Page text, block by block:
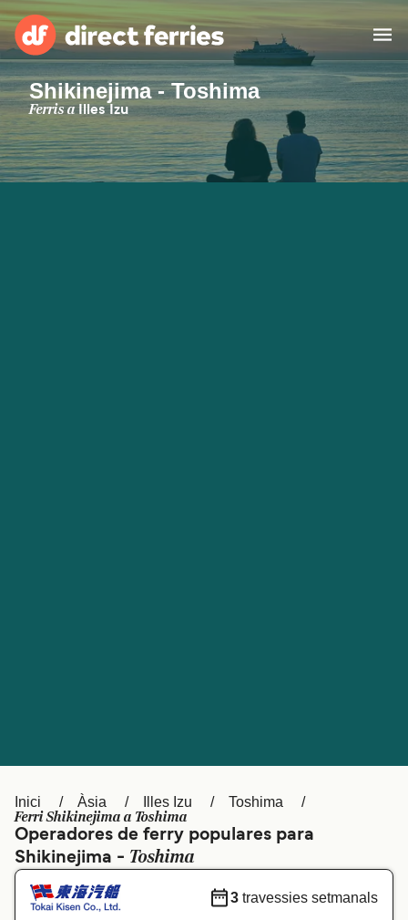
Països
Bitllets de Ferry
Ελλάδα Belgique (FR)
Polska Deutschland
Schweiz (DE) Norge
المغرب
Shikinejima - Toshima
Ferris aIlles Izu
Inici Àsia Illes Izu Toshima
Ferri Shikinejima a Toshima
Operadores de ferry populares para
Shikinejima - Toshima
3 travessies setmanals